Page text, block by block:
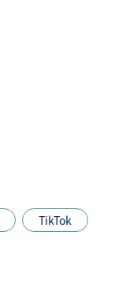
TikTok